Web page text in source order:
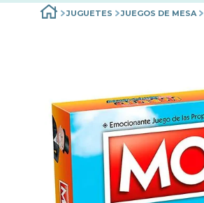
JUGUETES JUEGOS DE MESA